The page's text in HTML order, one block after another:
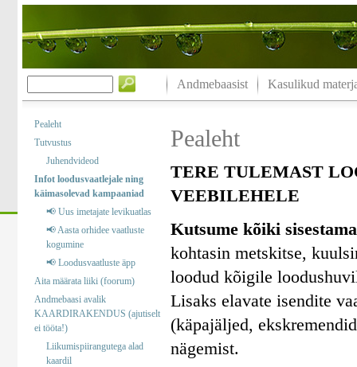
Andmebaasist Kasulikud
Pealeht
Tutvustus
Juhendvideod
Infot loodusvaatlejale ning
käimasolevad kampaaniad
📢 Uus imetajate levikuatlas
📢 Aasta orhidee vaatluste
kogumine
📢 Loodusvaatluste äpp
Aita määrata liiki (foorum)
Andmebaasi avalik
KAARDIRAKENDUS (ajutiselt
ei tööta!)
Liikumispiirangutega alad
kaardil
Pealeht
TERE TULEMAST
VEEBILEHELE
Kutsume kõiki
kohtasin metskitse,
loodud kõigile
Lisaks elavate isendite
(käpajäljed,
nägemist.